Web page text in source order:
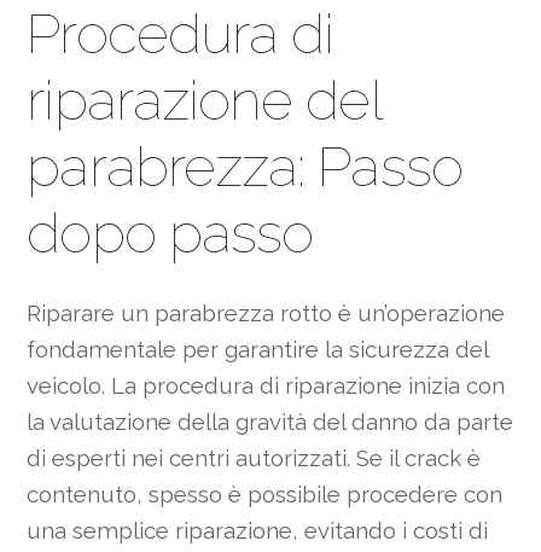
Procedura di
riparazione del
parabrezza: Passo
dopo passo
Riparare un parabrezza rotto è un’operazione
fondamentale per garantire la sicurezza del
veicolo. La procedura di riparazione inizia con
la valutazione della gravità del danno da parte
di esperti nei centri autorizzati. Se il crack è
contenuto, spesso è possibile procedere con
una semplice riparazione, evitando i costi di